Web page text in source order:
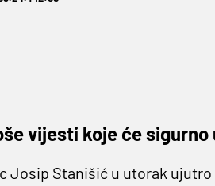
vijesti koje će
Josip Stanišić u utorak